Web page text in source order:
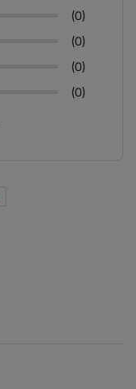
(0)
(0)
(0)
(0)